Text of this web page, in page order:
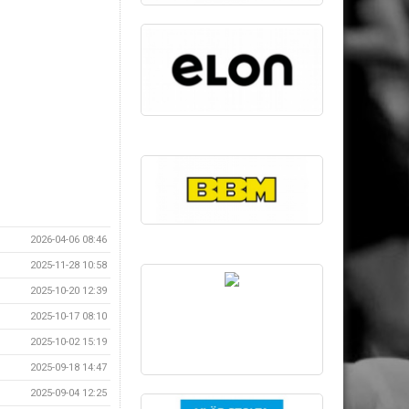
2026-04-06 08:46
2025-11-28 10:58
2025-10-20 12:39
2025-10-17 08:10
2025-10-02 15:19
2025-09-18 14:47
2025-09-04 12:25